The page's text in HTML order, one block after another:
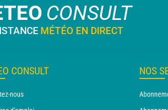
CONSULT
MÉTÉO EN DIRECT
CONSULT
nous
NOS